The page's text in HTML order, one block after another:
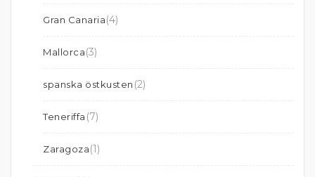
Gran Canaria(4)
Mallorca(3)
spanska östkusten (2)
Teneriffa (7)
Zaragoza(1)